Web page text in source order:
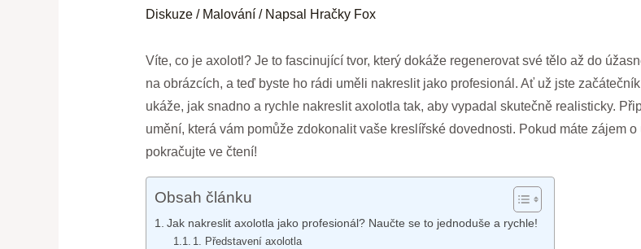
Diskuze / Malování/ Napsal Hračky Fox
Víte, co je axolotl? Je to fascinující tvor, který dokáže regenerovat své tělo až do
na obrázcích, a teď byste ho rádi uměli nakreslit jako profesionál. Ať už jste
ukáže, jak snadno a rychle nakreslit axolotla tak, aby vypadal skutečně realisticky.
umění, která vám pomůže zdokonalit vaše kreslířské dovednosti. Pokud máte zájem
pokračujte ve čtení!
Obsah článku
Jak nakreslit axolotla jako profesionál? Naučte se to jednoduše a rychle!
1. Představení axolotla